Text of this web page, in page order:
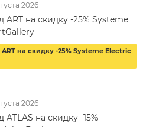
2026
на скидку -25% Systeme
на скидку -25% Systeme Electric
2026
на скидку -15%